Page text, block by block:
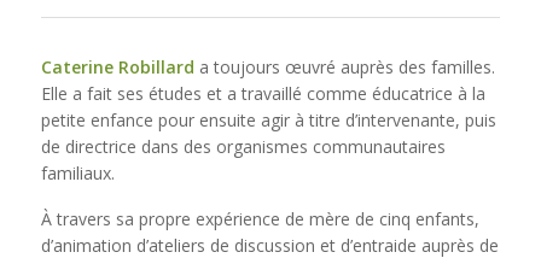
Caterine Robillard a toujours œuvré auprès des familles.
Elle a fait ses études et a travaillé comme éducatrice à la
petite enfance pour ensuite agir à titre d’intervenante, puis
de directrice dans des organismes communautaires
familiaux.
À travers sa propre expérience de mère de cinq enfants,
d’animation d’ateliers de discussion et d’entraide auprès de